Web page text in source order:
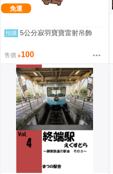
免運
預購 5公分寂羽寶寶雷射吊飾
售價 100